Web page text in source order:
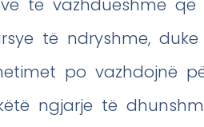
të vazhdueshme
të ndryshme, duke
po vazhdojnë
ngjarje të